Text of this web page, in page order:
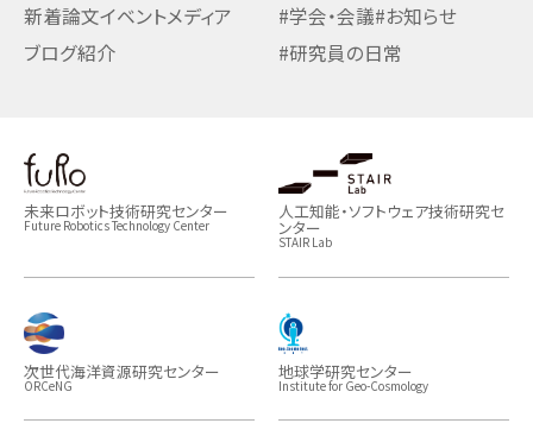
新着論文イベントメディア
ブログ紹介
#学会・会議#お知らせ
#研究員の日常
未来ロボット技術研究センター
Future Robotics Technology Center
人工知能・ソフトウェア技術研究セ
ンター
STAIR Lab
次世代海洋資源研究センター
ORCeNG
地球学研究センター
Institute for Geo-Cosmology